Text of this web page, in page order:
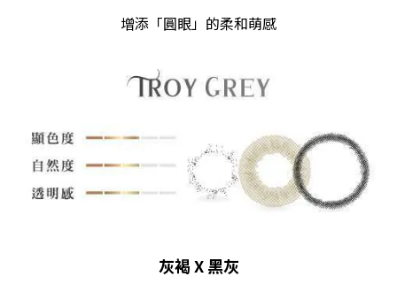
增添「圓眼」的柔和萌感
灰褐 X 黑灰